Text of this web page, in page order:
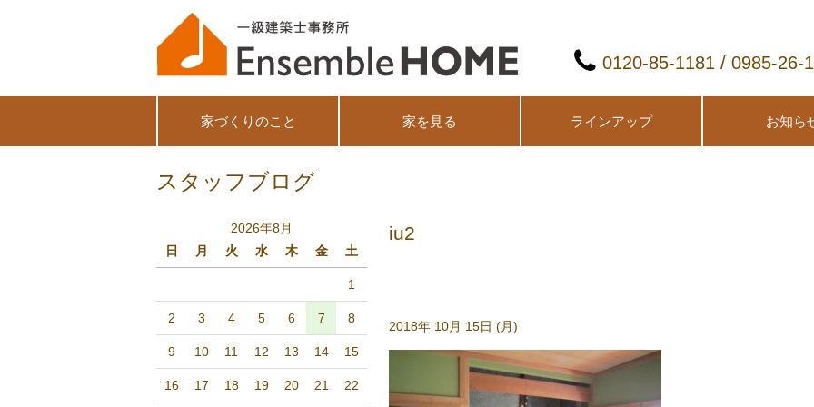
0120-85-1181 / 0985-26-
家づくりのこと 家を見る ラインアップ お知ら
スタッフブログ
2026年8月
日
月 火 水 木 金 土
1
2 3 4 5 6 7 8
9 10 11 12 13 14 15
16 17 18 19 20 21 22
iu2
2018年 10月 15日 (月)